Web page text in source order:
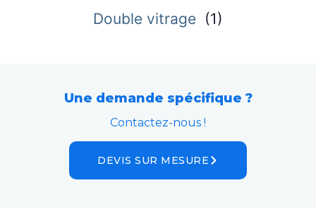
Double vitrage (1)
Une demande spécifique ?
Contactez-nous !
DEVIS SUR MESURE